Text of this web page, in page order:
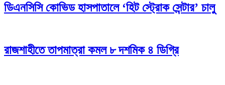
ডিএনসিসি কোভিড হাসপাতালে ‘হিট স্ট্রোক সেন্টার’ চালু
রাজশাহীতে তাপমাত্রা কমল ৮ দশমিক ৪ ডিগ্রি